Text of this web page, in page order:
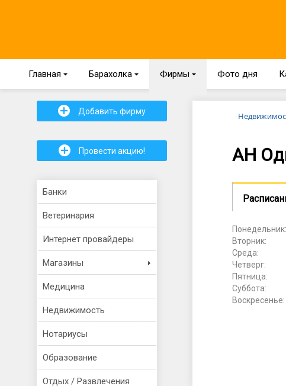
Главная { Барахолка { Фирмы { Фото дня
+ Добавить фирму
+ Провести акцию!
Банки
Ветеринария
Интернет провайдеры
Магазины
Медицина
Недвижимость
Нотариусы
Образование
Отдых / Развлечения
АН
Понедельник:
Вторник:
Среда:
Четверг:
Пятница:
Суббота:
Воскресенье: